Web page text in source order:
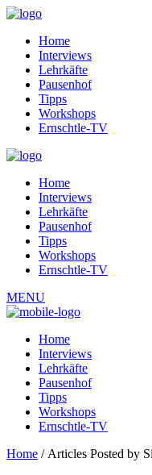
Home
Interviews
Lehrkäfte
Pausenhof
Tipps
Workshops
Ernschtle-TV
Home
Interviews
Lehrkäfte
Pausenhof
Tipps
Workshops
Ernschtle-TV
MENU
Home
Interviews
Lehrkäfte
Pausenhof
Tipps
Workshops
Ernschtle-TV
Home / Articles Posted by